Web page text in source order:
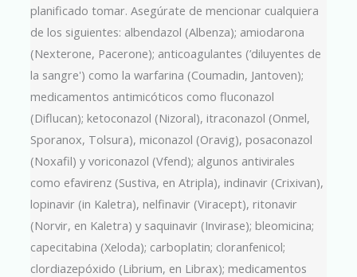
planificado tomar. Asegúrate de mencionar cualquiera
de los siguientes: albendazol (Albenza); amiodarona
(Nexterone, Pacerone); anticoagulantes (’diluyentes de
la sangre') como la warfarina (Coumadin, Jantoven);
medicamentos antimicóticos como fluconazol
(Diflucan); ketoconazol (Nizoral), itraconazol (Onmel,
Sporanox, Tolsura), miconazol (Oravig), posaconazol
(Noxafil) y voriconazol (Vfend); algunos antivirales
como efavirenz (Sustiva, en Atripla), indinavir (Crixivan),
lopinavir (in Kaletra), nelfinavir (Viracept), ritonavir
(Norvir, en Kaletra) y saquinavir (Invirase); bleomicina;
capecitabina (Xeloda); carboplatin; cloranfenicol;
clordiazepóxido (Librium, en Librax); medicamentos